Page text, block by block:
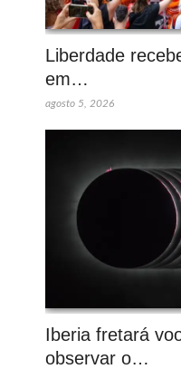
Liberdade
em…
agosto 5, 2026
Iberia fretará
observar o…